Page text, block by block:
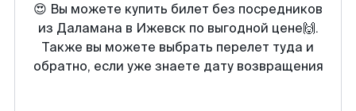
😍 Вы можете купить билет без посредников
из Даламана в Ижевск по выгодной цене🙌.
Также вы можете выбрать перелет туда и
обратно, если уже знаете дату возвращения